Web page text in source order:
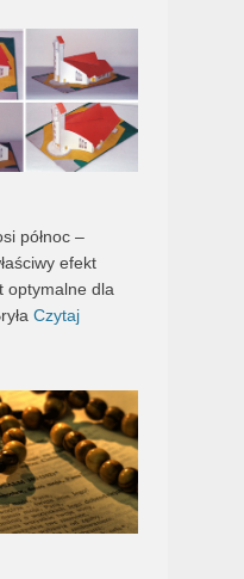
północ –
efekt
optymalne dla
Czytaj